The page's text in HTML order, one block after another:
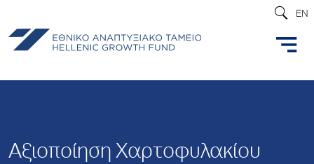
EN
Αξιοποίηση Χαρτοφυλακίου